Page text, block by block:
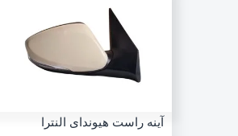
آینه راست هیوندای النترا